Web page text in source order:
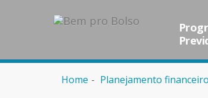
Home Planejamento financeiro